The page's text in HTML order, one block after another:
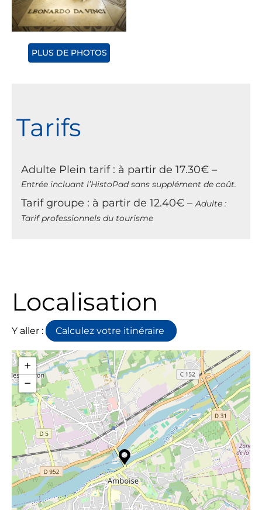
PLUS DE PHOTOS
Tarifs
Adulte Plein tarif : à partir de 17.30€ –
Entrée incluant l’HistoPad sans supplément de coût.
Tarif groupe : à partir de 12.40€ –Adulte :
Tarif professionnels du tourisme
Localisation
Y aller : Calculez votre itinéraire
+
−